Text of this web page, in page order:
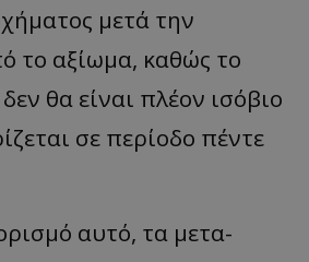
μετά την
το αξίωμα, καθώς το
θα είναι πλέον ισόβιο
σε περίοδο πέντε
αυτό, τα μετα-